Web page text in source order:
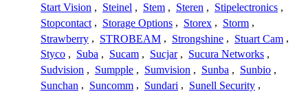
Start Vision , Steinel , Stem , Steren , Stipelectronics ,
Stopcontact , Storage Options , Storex , Storm ,
Strawberry , STROBEAM , Strongshine , Stuart Cam ,
Styco , Suba , Sucam , Sucjar , Sucura Networks ,
Sudvision , Sumpple , Sumvision , Sunba , Sunbio ,
Sunchan , Suncomm , Sundari , Sunell Security ,